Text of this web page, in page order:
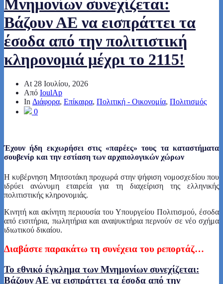
Μνημονίων συνεχίζεται:
Βάζουν ΑΕ να εισπράττει τα
έσοδα από την πολιτιστική
κληρονομιά μέχρι το 2115!
At 28 Ιουλίου, 2026
Από IoulAp
In Διάφορα, Επίκαιρα, Πολιτική - Οικονομία, Πολιτισμός
0
Έχουν ήδη εκχωρήσει στις «παρέες» τους τα καταστήματα
σουβενίρ και την εστίαση των αρχαιολογικών χώρων
Η κυβέρνηση Μητσοτάκη προχωρά στην ψήφιση νομοσχεδίου που
ιδρύει ανώνυμη εταιρεία για τη διαχείριση της ελληνικής
πολιτιστικής κληρονομιάς.
Κινητή και ακίνητη περιουσία του Υπουργείου Πολιτισμού, έσοδα
από εισιτήρια, πωλητήρια και αναψυκτήρια περνούν σε νέο σχήμα
ιδιωτικού δικαίου.
Διαβάστε παρακάτω τη συνέχεια του ρεπορτάζ…
Το εθνικό έγκλημα των Μνημονίων συνεχίζεται:
Βάζουν ΑΕ να εισπράττει τα έσοδα από την